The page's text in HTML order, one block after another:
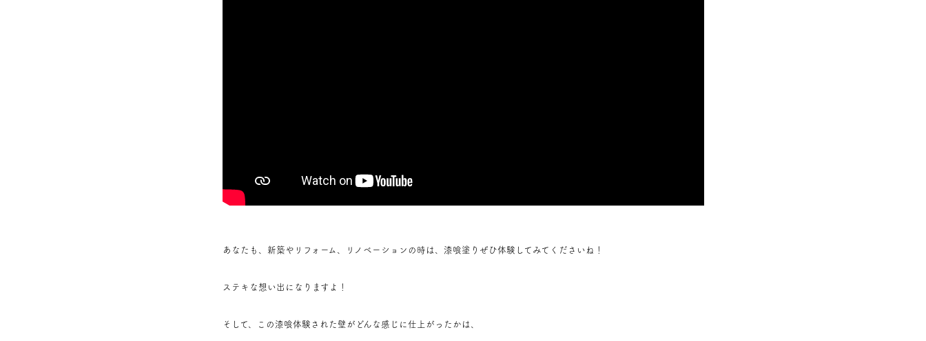
あなたも、新築やリフォーム、リノベーションの時は、漆喰塗りぜひ体験してみてくださいね！
ステキな想い出になりますよ！
そして、この漆喰体験された壁がどんな感じに仕上がったかは、